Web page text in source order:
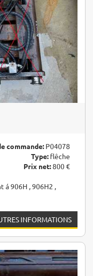
commande: P04078
Type: flêche
Prix net:800 €
906H , 906H2 ,
INFORMATIONS